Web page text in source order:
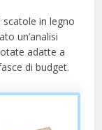
in legno
un’analisi
adatte a
di budget.